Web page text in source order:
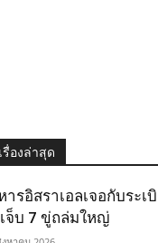
เรื่องล่าสุด
ารอิสราเอลเจอกับระ
จ็บ 7 ขู่ถล่มใหญ่